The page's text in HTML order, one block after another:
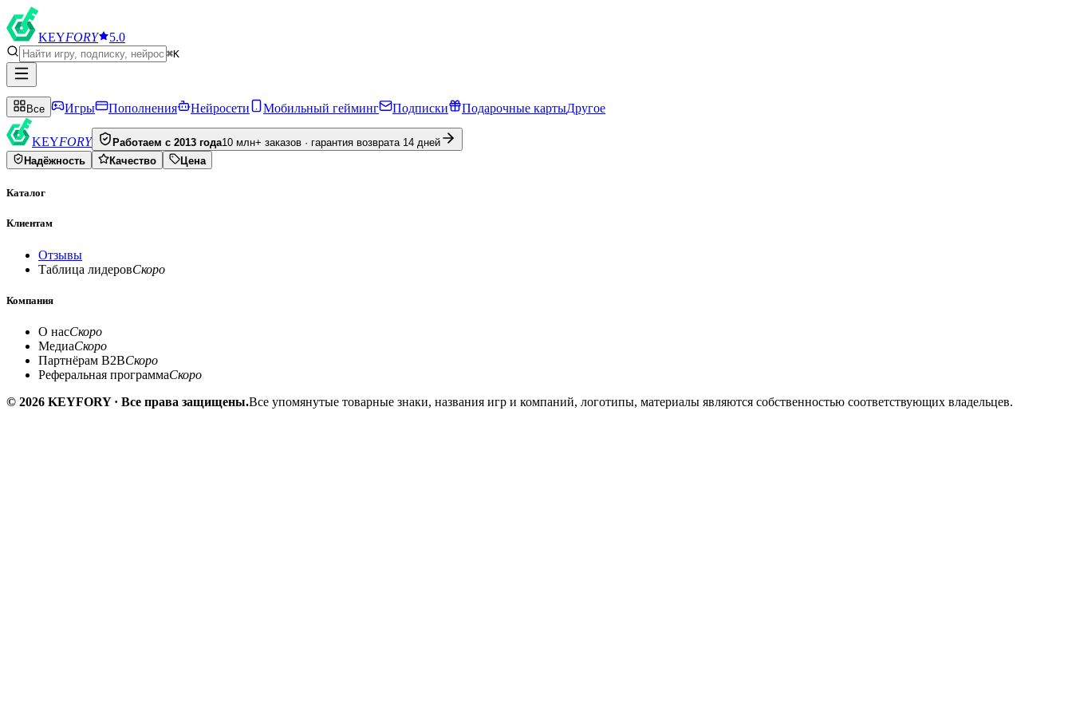
KEYFORY 5.0
⌘K
Все Игры Пополнения Нейросети Мобильный гейминг Подписки Подарочные картыДругое
KEYFORY Работаем с 2013 года10 млн+ заказов · гарантия возврата 14 дней
Надёжность
Качество Цена
Каталог
Клиентам
Отзывы
Таблица лидеровСкоро
Компания
О насСкоро
МедиаСкоро
Партнёрам B2BСкоро
Реферальная программаСкоро
© 2026 KEYFORY · Все права защищены.Все упомянутые товарные знаки, названия игр и компаний, логотипы, материалы являются собственностью соответствующих владельцев.